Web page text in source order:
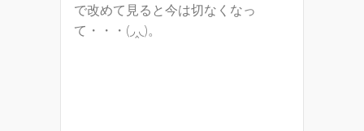
で改めて見ると今は切なくなっ
て・・・(◞‸◟)。